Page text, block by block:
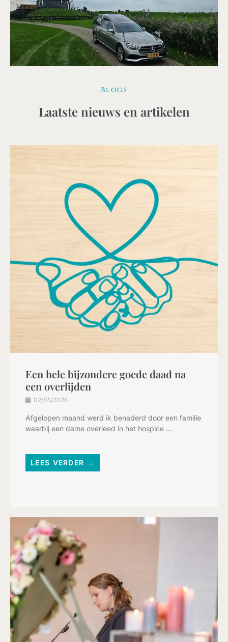
Blogs
Laatste nieuws en artikelen
Een hele bijzondere goede daad na
een overlijden
02/05/2026
Afgelopen maand werd ik benaderd door een familie
waarbij een dame overleed in het hospice ...
LEES VERDER →